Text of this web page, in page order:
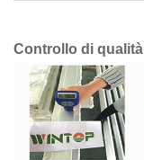
Controllo di qualità